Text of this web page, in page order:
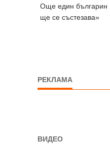
Още един българин
ще се състезава»
РЕКЛАМА
ВИДЕО